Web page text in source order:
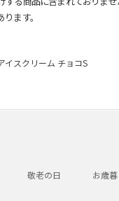
ます。
イスクリーム チョコS
敬老の日 お歳暮